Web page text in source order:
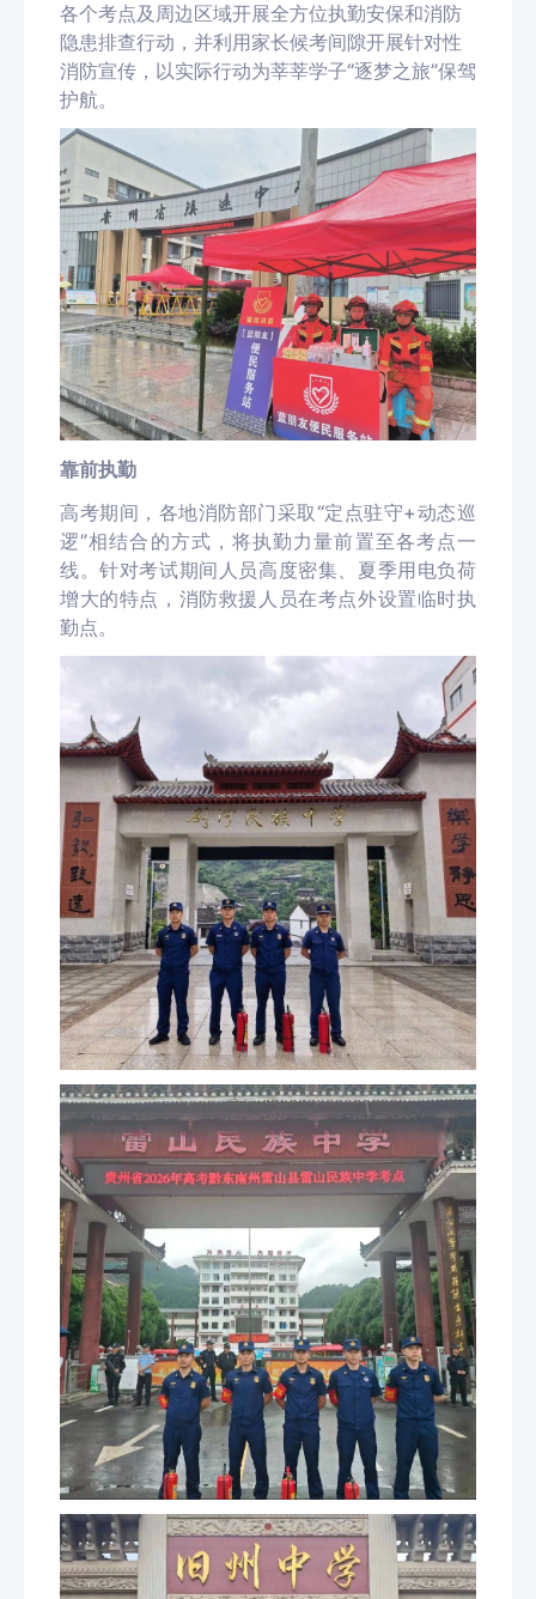
各个考点及周边区域开展全方位执勤安保和消防
隐患排查行动，并利用家长候考间隙开展针对性
消防宣传，以实际行动为莘莘学子“逐梦之旅”保驾
护航。
靠前执勤
高考期间，各地消防部门采取“定点驻守+动态巡
逻”相结合的方式，将执勤力量前置至各考点一
线。针对考试期间人员高度密集、夏季用电负荷
增大的特点，消防救援人员在考点外设置临时执
勤点。